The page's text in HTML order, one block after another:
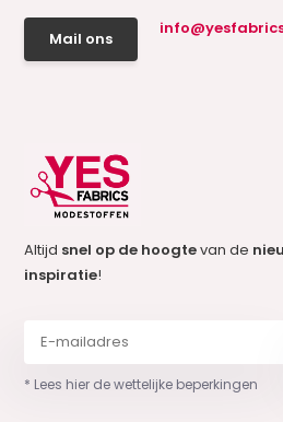
Mail ons
Altijd snel op de hoogtevan de
inspiratie!
* Lees hier de wettelijke beperkingen